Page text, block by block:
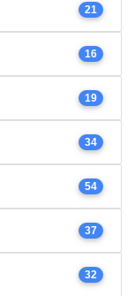
21
16
19
34
54
37
32